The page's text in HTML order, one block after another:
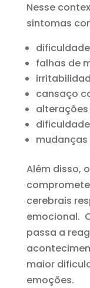
Nesse
sintomas
falhas de
cansaço
Além disso,
cerebrais
emocional.
passa a
maior
emoções.